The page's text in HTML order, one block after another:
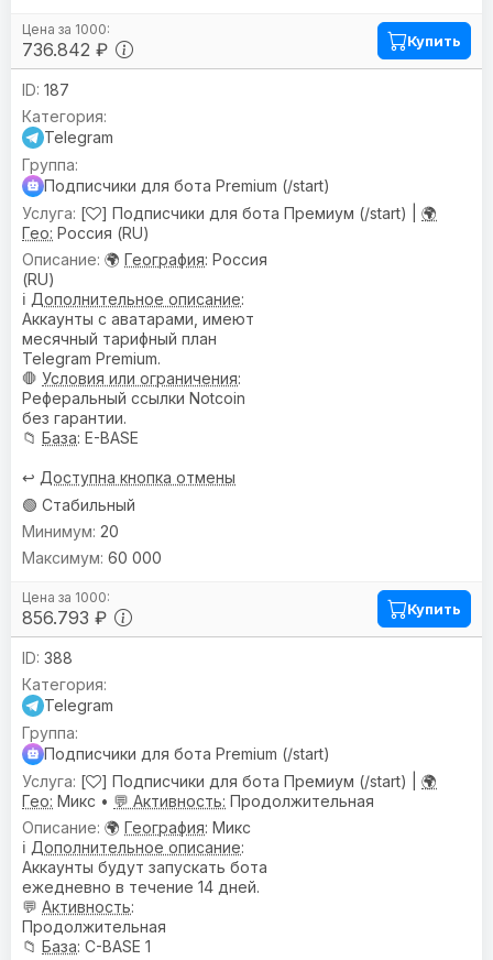
736.842 ₽ Купить
187
Telegram
Подписчики для бота Premium (/start)
[
] Подписчики для бота Премиум (/start) | 🌍
Гео: Россия (RU)
🌍 География: Россия
(RU)
ℹ️ Дополнительное описание:
Аккаунты с аватарами, имеют
месячный тарифный план
Telegram Premium.
🛑 Условия или ограничения:
Реферальный ссылки Notcoin
без гарантии.
📁 База: E-BASE
↩️ Доступна кнопка отмены
🟢 Стабильный
856.793 ₽
20
60 000
Купить
388
Telegram
Подписчики для бота Premium (/start)
[
] Подписчики для бота Премиум (/start) | 🌍
Гео: Микс • 💬 Активность: Продолжительная
🌍 География: Микс
ℹ️ Дополнительное описание:
Аккаунты будут запускать бота
ежедневно в течение 14 дней.
💬 Активность:
Продолжительная
📁 База: C-BASE 1